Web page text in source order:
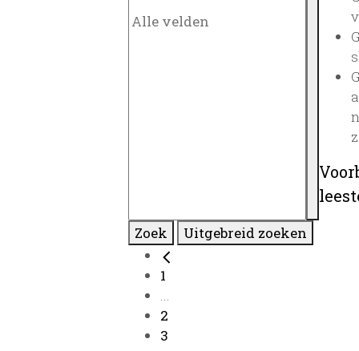
Zoek Uitgebreid zoeken
1
...
2
3